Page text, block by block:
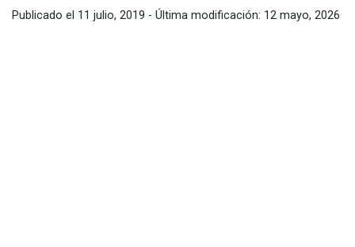
Publicado el 11 julio, 2019 - Última modificación: 12 mayo, 2026